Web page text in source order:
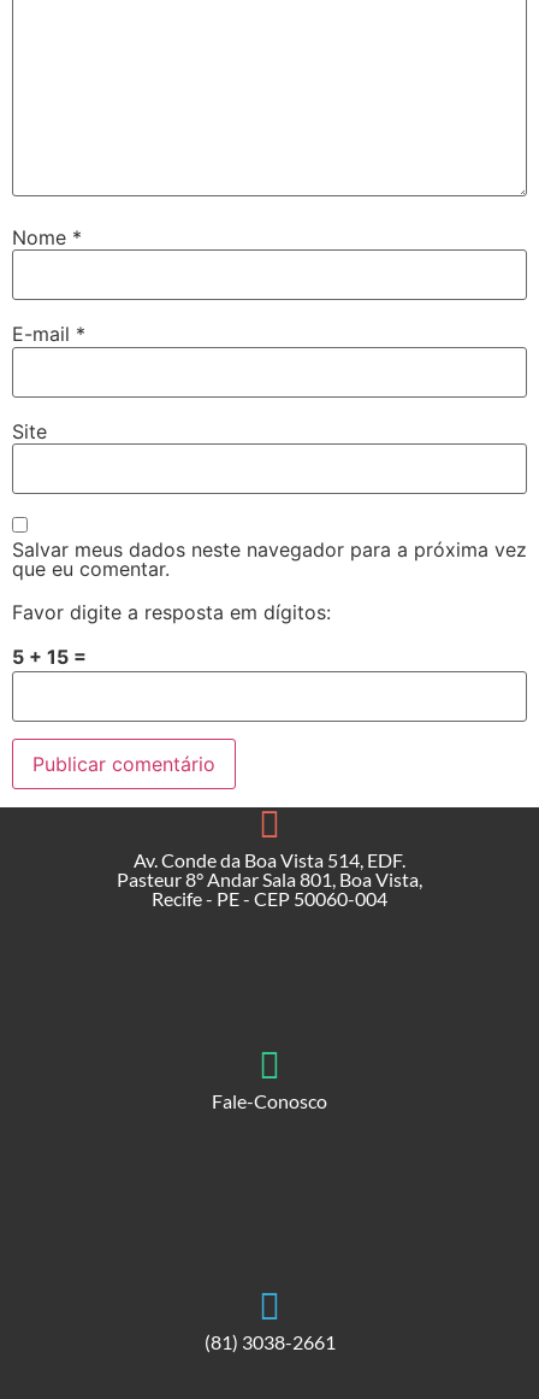
Nome *
E-mail *
Site
Salvar meus dados neste navegador para a próxima vez
que eu comentar.
Favor digite a resposta em dígitos:
5 + 15 =
Av. Conde da Boa Vista 514, EDF.
Pasteur 8° Andar Sala 801, Boa Vista,
Recife - PE - CEP 50060-004
Fale-Conosco
(81) 3038-2661